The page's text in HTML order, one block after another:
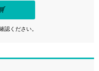
認ください。